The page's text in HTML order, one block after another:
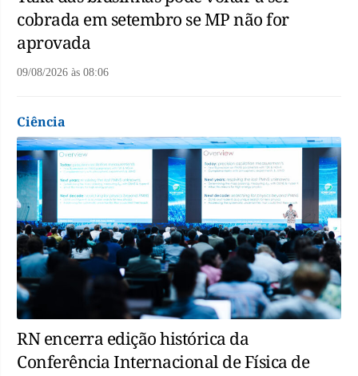
cobrada em setembro se MP não for
aprovada
09/08/2026 às 08:06
Ciência
RN encerra edição histórica da
Conferência Internacional de Física de